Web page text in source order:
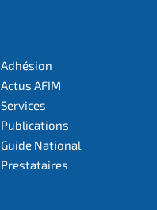
Adhésion
Actus AFIM
Services
Publications
Guide National
Prestataires